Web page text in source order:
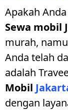
Apakah
Sewa mobil
murah,
Anda telah
adalah
Mobil
dengan